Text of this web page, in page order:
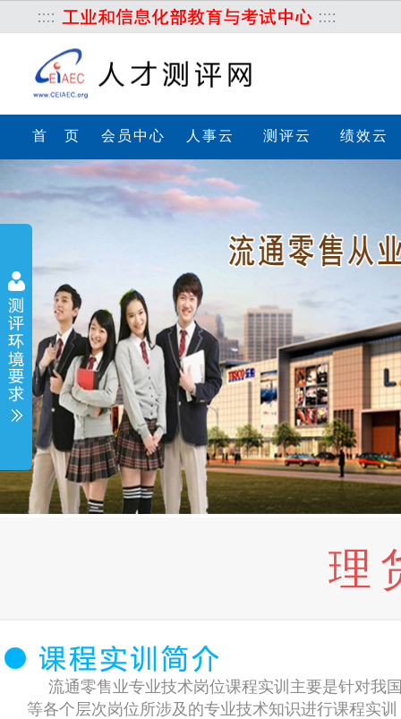
首 页 会员中心 人事云 测评云 绩效云
理
流通零售业专业技术岗位课程实训主要是针对我
等各个层次岗位所涉及的专业技术知识进行课程实